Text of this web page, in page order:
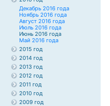
Декабрь 2016 года
Ноябрь 2016 года
Август 2016 года
Июль 2016 года
Июнь 2016 года
Май 2016 года
2015 год
2014 год
2013 год
2012 год
2011 год
2010 год
2009 год